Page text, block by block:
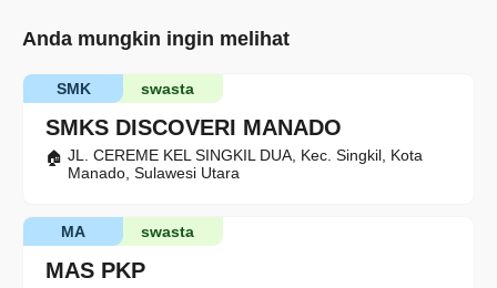
Anda mungkin ingin melihat
SMKS DISCOVERI MANADO
swasta
SMK
JL. CEREME KEL SINGKIL DUA, Kec. Singkil, Kota
Manado, Sulawesi Utara
MAS PKP
swasta
MA